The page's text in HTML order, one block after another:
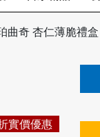
曲奇 杏仁薄脆禮
實價優惠